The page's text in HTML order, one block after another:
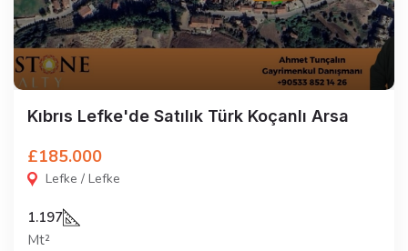
Kıbrıs Lefke'de Satılık Türk Koçanlı Arsa
£185.000
Lefke / Lefke
1.197
Mt²